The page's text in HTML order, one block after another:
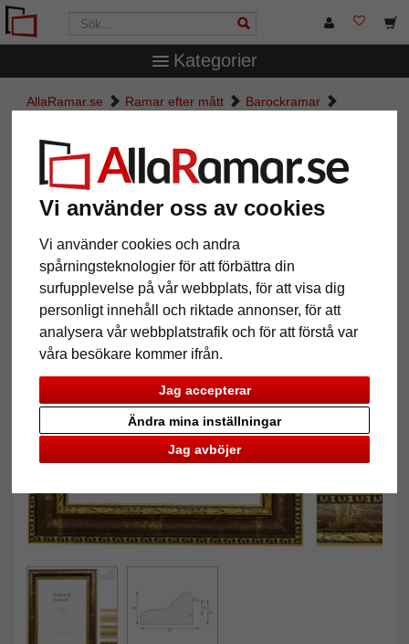
Vi använder oss av cookies
Vi använder cookies och andra
spårningsteknologier för att förbättra din
surfupplevelse på vår webbplats, för att visa dig
personligt innehåll och riktade annonser, för att
analysera vår webbplatstrafik och för att förstå var
våra besökare kommer ifrån.
Jag accepterar
Jag avböjer
Ändra mina inställningar
Kategorier
AllaRamar.se Ramar efter mått
Barockramar
Barockram Verdun - efter mått
Tillbaka